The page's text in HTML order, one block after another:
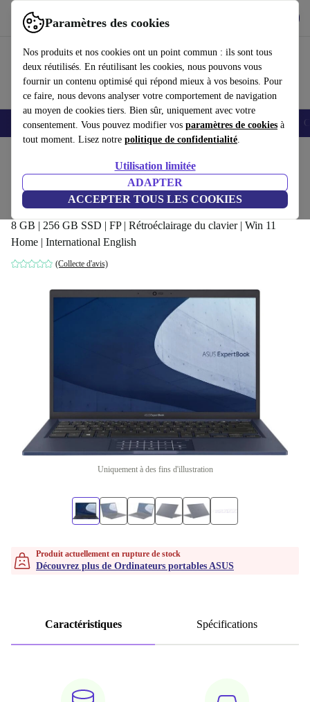
Paramètres des cookies
Nos produits et nos cookies ont un point commun : ils sont tous
deux réutilisés. En réutilisant les cookies, nous pouvons vous
fournir un contenu optimisé qui répond mieux à vos besoins. Pour
ce faire, nous devons analyser votre comportement de navigation
au moyen de cookies tiers. Bien sûr, uniquement avec votre
consentement. Vous pouvez modifier vos paramètres de cookies à
tout moment. Lisez notre politique de confidentialité.
Utilisation limitée
ADAPTER
ACCEPTER TOUS LES COOKIES
Utilisez refurbed rapidement et facilement
Smartphones Laptops Tablettes Montres connectées Accessoires
ASUS ExpertBook L1 L1400 | Ryzen 3
3250U | 14-pouces
8 GB | 256 GB SSD | FP | Rétroéclairage du clavier | Win 11
Home | International English
(Collecte d'avis)
Uniquement à des fins d'illustration
Produit actuellement en rupture de stock
Découvrez plus de Ordinateurs portables ASUS
Caractéristiques Spécifications